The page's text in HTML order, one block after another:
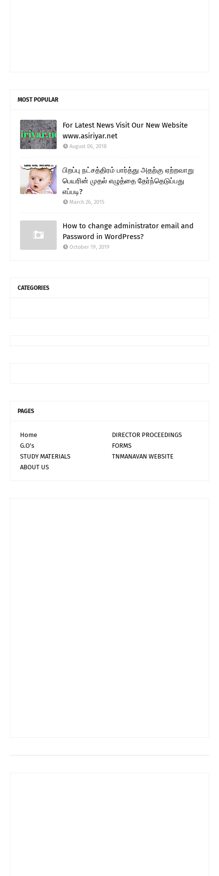
MOST POPULAR
For Latest News Visit Our New Website
www.asiriyar.net
August 06, 2018
பிறப்பு நட்சத்திரம் பார்த்து அதற்கு ஏற்றவாறு
பெயரின் முதல் எழுத்தை தேர்ந்தெடுப்பது
எப்படி?
March 26, 2015
How to change administrator email and
Password in WordPress?
October 19, 2019
CATEGORIES
PAGES
Home
DIRECTOR PROCEEDINGS
G.O's
FORMS
STUDY MATERIALS
TNMANAVAN WEBSITE
ABOUT US